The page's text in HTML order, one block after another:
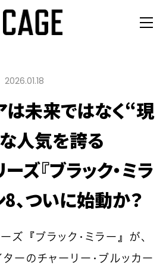
2026.01.18
は未来ではなく“現
人気を誇る
ズ『ブラック・ミラ
8、ついに始動か？
『ブラック・ミラー』が、
ーのチャーリー・ブルッカー